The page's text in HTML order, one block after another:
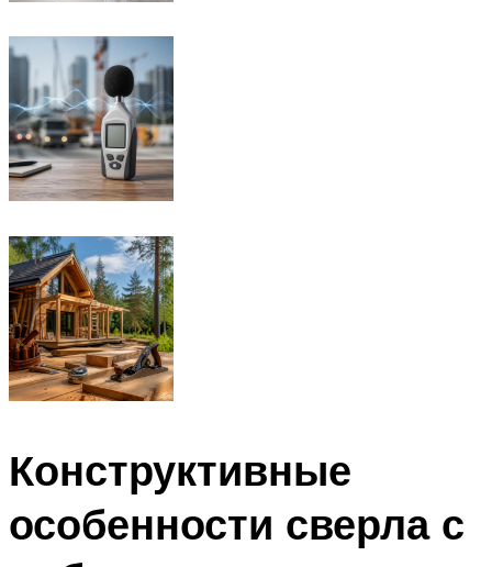
Конструктивные
особенности сверла с